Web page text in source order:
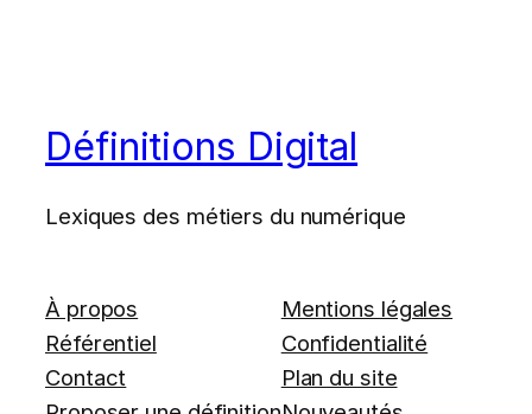
Définitions Digital
Lexiques des métiers du numérique
À propos
Référentiel
Contact
Mentions légales
Confidentialité
Plan du site